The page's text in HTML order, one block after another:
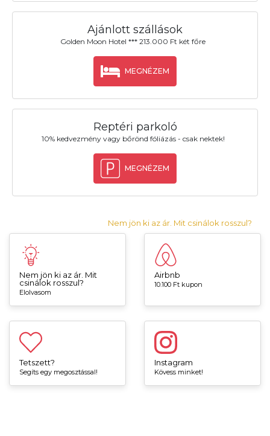
Ajánlott szállások
Golden Moon Hotel *** 213.000 Ft két főre
MEGNÉZEM
Reptéri parkoló
10% kedvezmény vagy bőrönd fóliázás - csak nektek!
MEGNÉZEM
Nem jön ki az ár. Mit csinálok rosszul?
Nem jön ki az ár. Mit
csinálok rosszul?
Elolvasom
Airbnb
10.100 Ft kupon
Tetszett?
Segíts egy megosztással!
Instagram
Kövess minket!